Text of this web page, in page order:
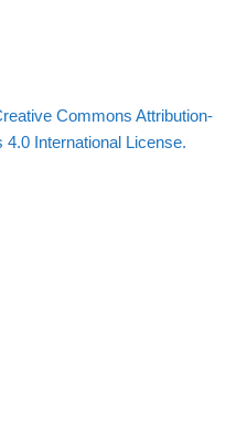
Commons Attribution-
International License.